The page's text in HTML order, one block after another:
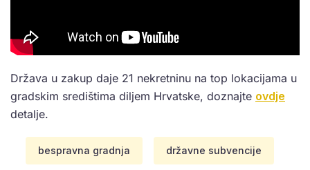
Država u zakup daje 21 nekretninu na top lokacijama u
gradskim središtima diljem Hrvatske, doznajte ovdje
detalje.
bespravna gradnja državne subvencije